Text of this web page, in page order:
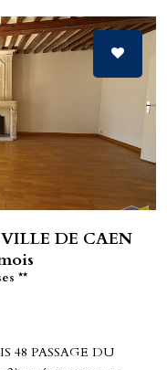
DE CAEN
**
48 PASSAGE DU